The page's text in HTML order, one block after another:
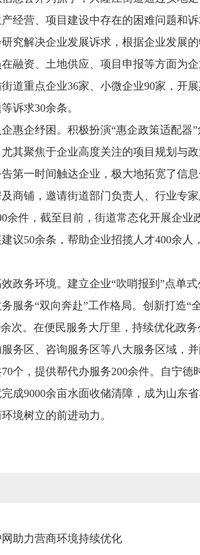
经营、项目建设中存在的困难问题和
究解决企业发展诉求，根据企业发展
融资、土地供应、项目申报等方面为
道重点企业36家、小微企业90家，开
诉求30余条。
惠企纾困。积极扮演“惠企政策适配器
其聚焦于企业高度关注的项目规划与
第一时间触达企业，极大地拓宽了信
商铺，邀请街道部门负责人、行业专
余件，截至目前，街道常态化开展企业
议50余条，帮助企业招揽人才400余
政务环境。建立企业“吹哨报到”点单
服务“双向奔赴”工作格局。创新打造“
次。在便民服务大厅里，持续优化政
务区、咨询服务区等八大服务区域，
个，提供帮代办服务200余件。自宁德
成9000余亩水面收储清障，成为山东
境树立的前进动力。
助力营商环境持续优化